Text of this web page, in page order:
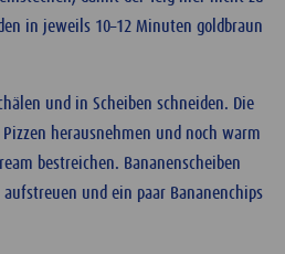
in jeweils 10–12 Minuten goldbraun
und in Scheiben schneiden. Die
herausnehmen und noch warm
bestreichen. Bananenscheiben
und ein paar Bananenchips